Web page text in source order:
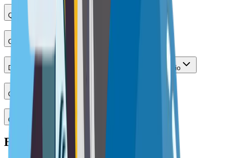
Quanto posso ottenere con un mutuo?
Cos’è un consulente del credito?
Differenza tra consulente del credito e consulente bancario
Quanto costa il consulente del credito Euroansa?
Quanto tempo ci vuole per ottenere un mutuo?
Banche convenzionate mutuo